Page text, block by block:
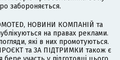
забороняється.
НОВИНИ КОМПАНІЙ та
на правах реклами.
які в них промотуються.
та ЗА ПІДТРИМКИ також є